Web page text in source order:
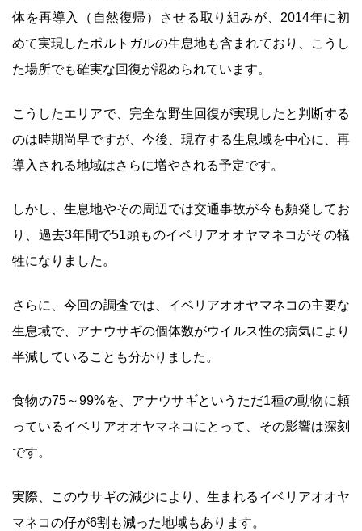
体を再導入（自然復帰）させる取り組みが、2014年に初
めて実現したポルトガルの生息地も含まれており、こうし
た場所でも確実な回復が認められています。
こうしたエリアで、完全な野生回復が実現したと判断する
のは時期尚早ですが、今後、現存する生息域を中心に、再
導入される地域はさらに増やされる予定です。
しかし、生息地やその周辺では交通事故が今も頻発してお
り、過去3年間で51頭ものイベリアオオヤマネコがその犠
牲になりました。
さらに、今回の調査では、イベリアオオヤマネコの主要な
生息域で、アナウサギの個体数がウイルス性の病気により
半減していることも分かりました。
食物の75～99%を、アナウサギというただ1種の動物に頼
っているイベリアオオヤマネコにとって、その影響は深刻
です。
実際、このウサギの減少により、生まれるイベリアオオヤ
マネコの仔が6割も減った地域もあります。